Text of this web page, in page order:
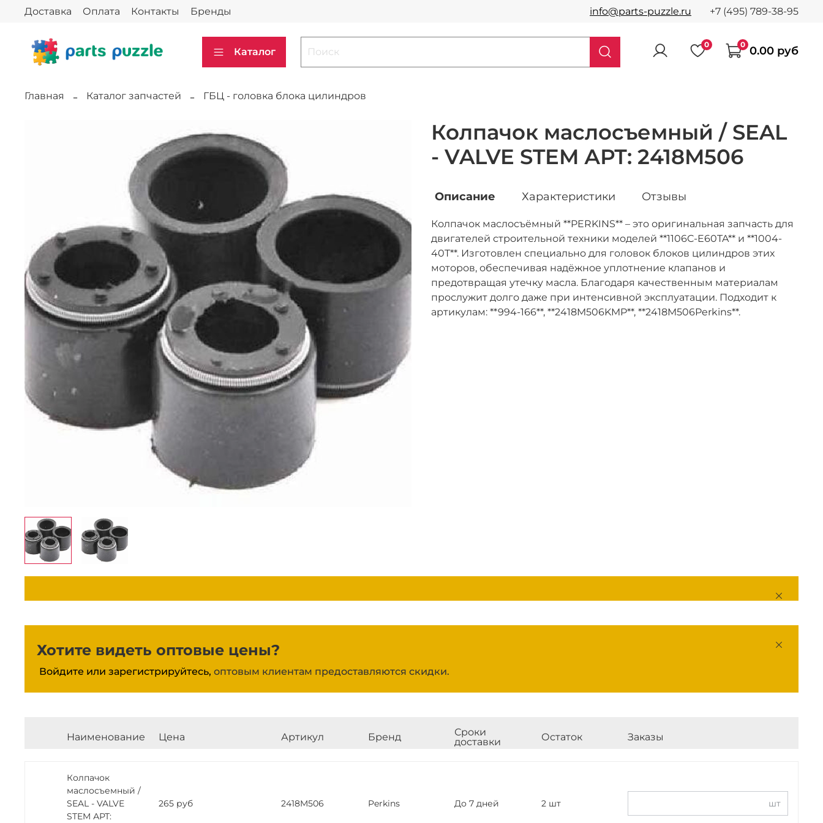
Доставка Оплата Контакты Бренды info@parts-puzzle.ru +7 (495) 789-38-95
Каталог
0 0 0.00 руб
Главная Каталог запчастей ГБЦ - головка блока цилиндров
Колпачок маслосъемный / SEAL
- VALVE STEM АРТ: 2418M506
Описание Характеристики Отзывы
Колпачок маслосъёмный **PERKINS** – это оригинальная запчасть для
двигателей строительной техники моделей **1106C-E60TA** и **1004-
40T**. Изготовлен специально для головок блоков цилиндров этих
моторов, обеспечивая надёжное уплотнение клапанов и
предотвращая утечку масла. Благодаря качественным материалам
прослужит долго даже при интенсивной эксплуатации. Подходит к
артикулам: **994-166**, **2418M506KMP**, **2418M506Perkins**.
Хотите видеть оптовые цены?
Войдите или зарегистрируйтесь, оптовым клиентам предоставляются скидки.
Наименование Цена Артикул Бренд
Сроки
доставки
Остаток Заказы
Колпачок
маслосъемный /
SEAL - VALVE
STEM АРТ:
265 руб 2418M506 Perkins До 7 дней 2 шт шт